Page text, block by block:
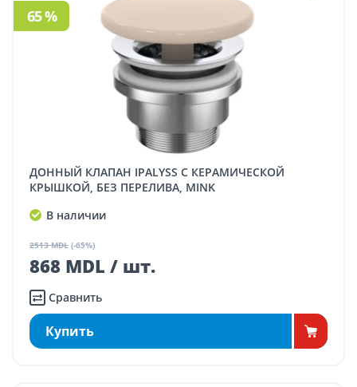
ДОННЫЙ КЛАПАН IPALYSS С КЕРАМИЧЕСКОЙ
КРЫШКОЙ, БЕЗ ПЕРЕЛИВА, MINK
В наличии
2513 MDL (-65%)
868 MDL / шт.
65 %
Сравнить
Купить